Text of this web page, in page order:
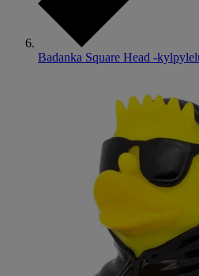
Badanka Square Head -